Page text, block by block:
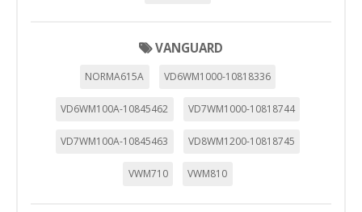
VANGUARD
NORMA615A VD6WM1000-10818336
VD6WM100A-10845462 VD7WM1000-10818744
VD7WM100A-10845463 VD8WM1200-10818745
VWM710 VWM810